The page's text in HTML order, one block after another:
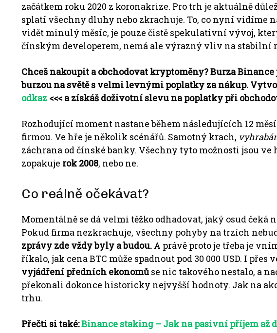
začátkem roku 2020 z koronakrize. Pro trh je aktuálně
splatí všechny dluhy nebo zkrachuje. To, co nyní vidíme
vidět minulý měsíc, je pouze čistě spekulativní vývoj,
čínským developerem, nemá ale výrazný vliv na stabilní
Chceš nakoupit a obchodovat kryptoměny?Burza
burzou na světě s velmi levnými poplatky za nákup.
odkaz <<< a získáš doživotní slevu na poplatky při
Rozhodující moment nastane během následujících 12
firmou. Ve hře je několik scénářů. Samotný krach,
záchrana od čínské banky. Všechny tyto možnosti jsou ve
zopakuje rok 2008, nebo ne.
Co reálně očekávat?
Momentálně se dá velmi těžko odhadovat, jaký osud čeká
Pokud firma nezkrachuje, všechny pohyby na trzích
zprávy zde vždy byly a budou. A právě proto je třeba je
říkalo, jak cena BTC může spadnout pod 30 000 USD. I přes
vyjádření předních ekonomůse nic takového nestalo, a
překonali dokonce historicky nejvyšší hodnoty. Jak na
trhu.
Přečti si také:Binance staking – Jak na pasivní příjem až do